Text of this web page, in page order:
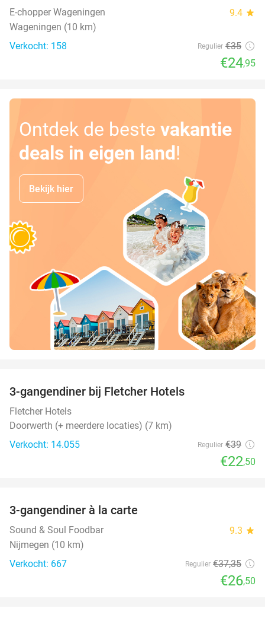
E-chopper Wageningen 9.4 star
Wageningen (10 km)
Verkocht: 158
Regulier €35
€24,95
Ontdek de beste vakantie
deals in eigen land!
Bekijk hier
3-gangendiner bij Fletcher Hotels
Fletcher Hotels
Doorwerth (+ meerdere locaties) (7 km)
Verkocht: 14.055
Regulier €39
€22,50
3-gangendiner à la carte
Sound & Soul Foodbar 9.3 star
Nijmegen (10 km)
Verkocht: 667
Regulier €37,35
€26,50